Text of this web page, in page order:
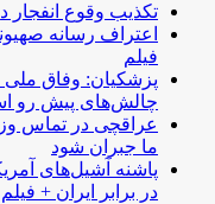
تکذیب وقوع انفجار
اعتراف رسانه
فیلم
پزشکیان: وفاق ملی
چالش‌های پیش رو
عراقچی در تماس
ما جبران شود
پاشنه آشیل‌های
در برابر ایران + فیلم